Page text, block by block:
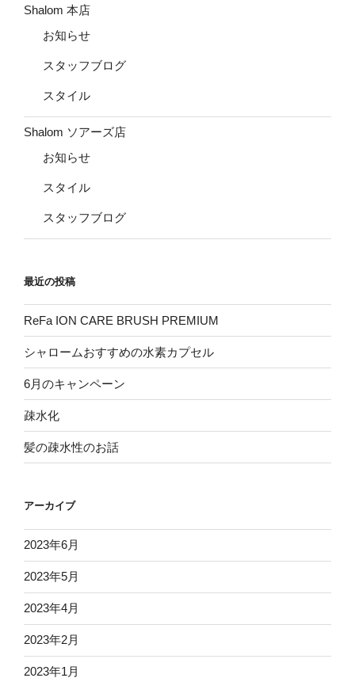
Shalom 本店
お知らせ
スタッフブログ
スタイル
Shalom ソアーズ店
お知らせ
スタイル
スタッフブログ
最近の投稿
ReFa ION CARE BRUSH PREMIUM
シャロームおすすめの水素カプセル
6月のキャンペーン
疎水化
髪の疎水性のお話
アーカイブ
2023年6月
2023年5月
2023年4月
2023年2月
2023年1月